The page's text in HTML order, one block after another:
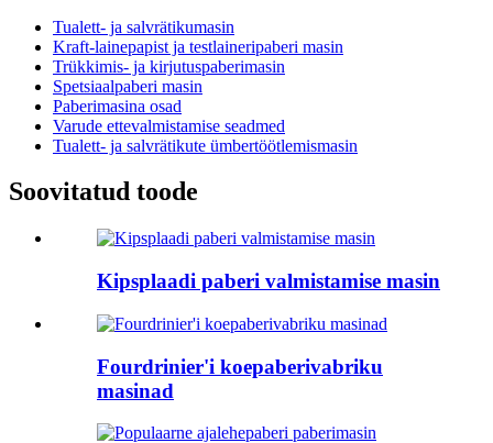
Tualett- ja salvrätikumasin
Kraft-lainepapist ja testlaineripaberi masin
Trükkimis- ja kirjutuspaberimasin
Spetsiaalpaberi masin
Paberimasina osad
Varude ettevalmistamise seadmed
Tualett- ja salvrätikute ümbertöötlemismasin
Soovitatud toode
Kipsplaadi paberi valmistamise masin
Fourdrinier'i koepaberivabriku
masinad